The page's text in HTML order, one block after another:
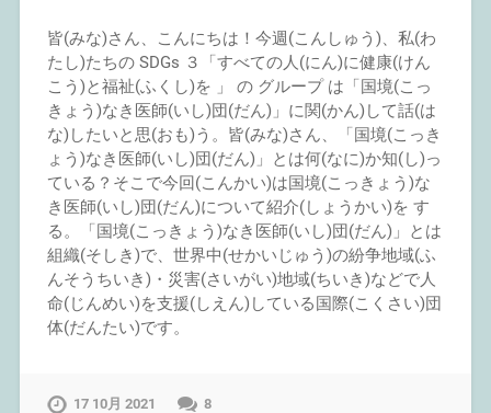
皆(みな)さん、こんにちは！今週(こんしゅう)、私(わ
たし)たちの SDGs ３「すべての人(にん)に健康(けん
こう)と福祉(ふくし)を 」 の グループ は「国境(こっ
きょう)なき医師(いし)団(だん)」に関(かん)して話(は
な)したいと思(おも)う。皆(みな)さん、「国境(こっき
ょう)なき医師(いし)団(だん)」とは何(なに)か知(し)っ
ている？そこで今回(こんかい)は国境(こっきょう)な
き医師(いし)団(だん)について紹介(しょうかい)を す
る。「国境(こっきょう)なき医師(いし)団(だん)」とは
組織(そしき)で、世界中(せかいじゅう)の紛争地域(ふ
んそうちいき)・災害(さいがい)地域(ちいき)などで人
命(じんめい)を支援(しえん)している国際(こくさい)団
体(だんたい)です。
17 10月 2021 8